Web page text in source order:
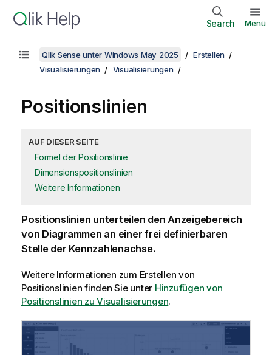
Search Menü
Qlik Sense unter Windows May 2025
Erstellen
Visualisierungen
Visualisierungen
Positionslinien
AUF DIESER SEITE
Formel der Positionslinie
Dimensionspositionslinien
Weitere Informationen
Positionslinien unterteilen den Anzeigebereich
von Diagrammen an einer frei definierbaren
Stelle der Kennzahlenachse.
Weitere Informationen zum Erstellen von
Positionslinien finden Sie unter Hinzufügen von
Positionslinien zu Visualisierungen.